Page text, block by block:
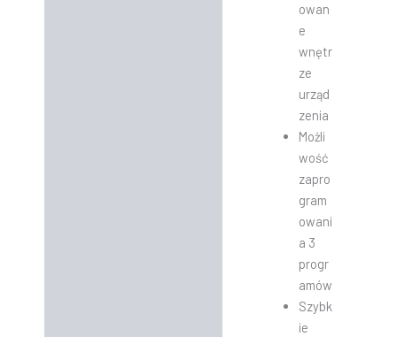
owan
e
wnętr
ze
urząd
zenia
Możli
wość
zapro
gram
owani
a 3
progr
amów
Szybk
ie